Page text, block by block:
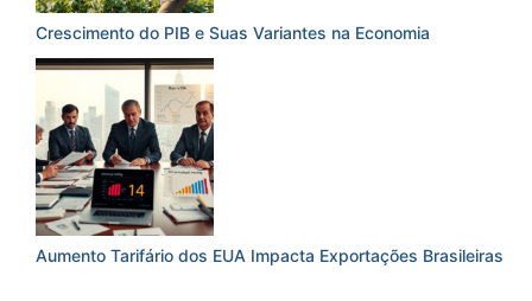
Crescimento do PIB e Suas Variantes na Economia
Aumento Tarifário dos EUA Impacta Exportações Brasileiras